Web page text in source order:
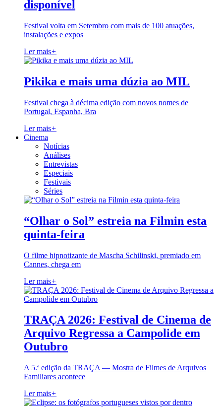
disponível
Festival volta em Setembro com mais de 100 atuações,
instalações e expos
Ler mais+
Pikika e mais uma dúzia ao MIL
Festival chega à décima edição com novos nomes de
Portugal, Espanha, Bra
Ler mais+
Cinema
Notícias
Análises
Entrevistas
Especiais
Festivais
Séries
“Olhar o Sol” estreia na Filmin esta
quinta-feira
O filme hipnotizante de Mascha Schilinski, premiado em
Cannes, chega em
Ler mais+
TRAÇA 2026: Festival de Cinema de
Arquivo Regressa a Campolide em
Outubro
A 5.ª edição da TRAÇA — Mostra de Filmes de Arquivos
Familiares acontece
Ler mais+